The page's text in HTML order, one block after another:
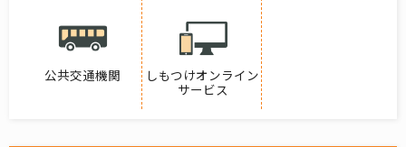
公共交通機関
しもつけオンライン
サービス